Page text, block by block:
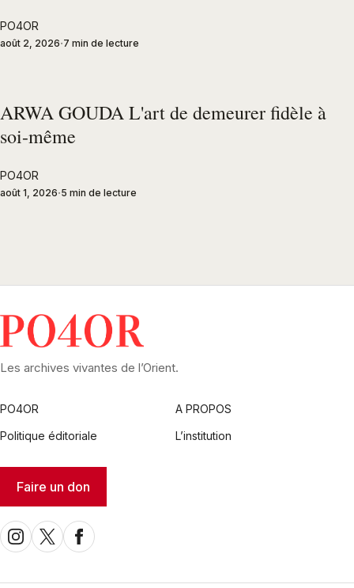
PO4OR
août 2, 2026 7 min de lecture
ARWA GOUDA L'art de demeurer fidèle à
soi-même
PO4OR
août 1, 2026 5 min de lecture
Les archives vivantes de l’Orient.
PO4OR
A PROPOS
Politique éditoriale
L’institution
Faire un don